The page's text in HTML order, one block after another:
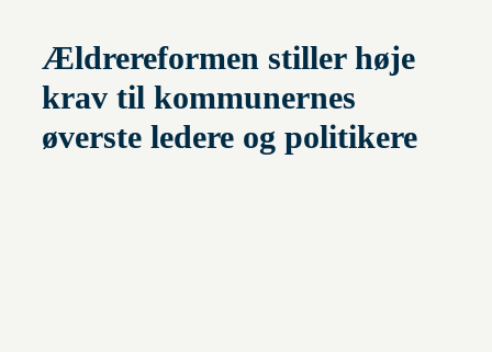
Ældrereformen stiller høje
krav til kommunernes
øverste ledere og politikere